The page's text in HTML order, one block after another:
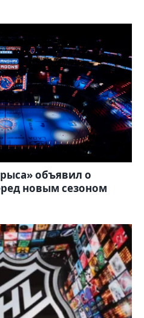
объявил о
новым сезоном